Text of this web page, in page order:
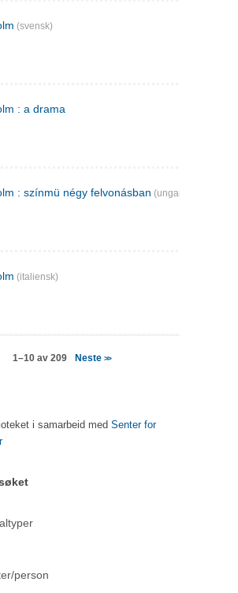
(svensk)
: a drama
: színmü négy felvonásban (ungarsk)
(italiensk)
1–10 av 209 Neste >>
i samarbeid med Senter for
person